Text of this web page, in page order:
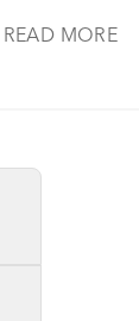
READ MORE